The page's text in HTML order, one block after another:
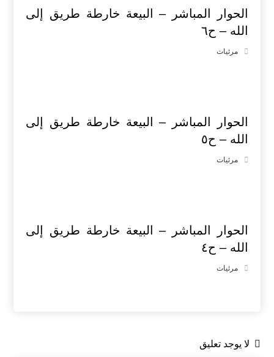
الحوار المباشر – البيعة خارطة طريق إلى
الله – ح٦
مرئيات
الحوار المباشر – البيعة خارطة طريق إلى
الله – ح٥
مرئيات
الحوار المباشر – البيعة خارطة طريق إلى
الله – ح٤
مرئيات
لا يوجد تعليق